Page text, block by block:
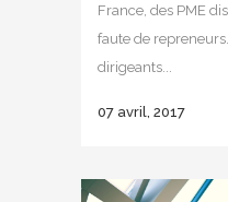
France, des PME
faute de
dirigeants...
07 avril, 2017